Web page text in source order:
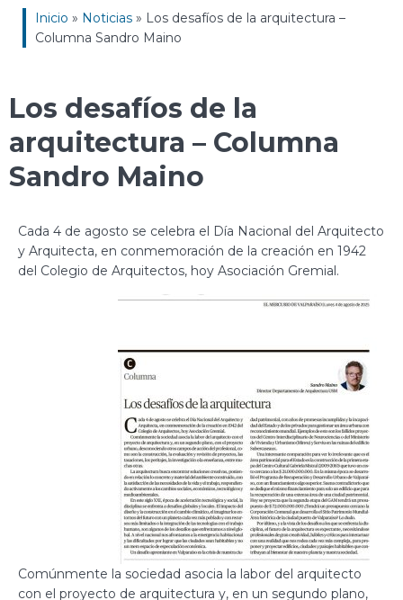
Inicio » Noticias » Los desafíos de la arquitectura –
Columna Sandro Maino
Los desafíos de la
arquitectura – Columna
Sandro Maino
Cada 4 de agosto se celebra el Día Nacional del Arquitecto
y Arquitecta, en conmemoración de la creación en 1942
del Colegio de Arquitectos, hoy Asociación Gremial.
Comúnmente la sociedad asocia la labor del arquitecto
con el proyecto de arquitectura y, en un segundo plano,